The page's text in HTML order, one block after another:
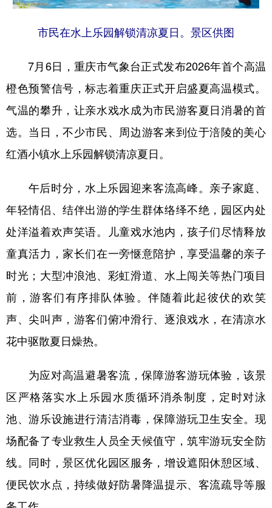
市民在水上乐园解锁清凉夏日。景区供图
7月6日，重庆市气象台正式发布2026年首个高温
橙色预警信号，标志着重庆正式开启盛夏高温模式。
气温的攀升，让亲水戏水成为市民游客夏日消暑的首
选。当日，不少市民、周边游客来到位于涪陵的美心
红酒小镇水上乐园解锁清凉夏日。
午后时分，水上乐园迎来客流高峰。亲子家庭、
年轻情侣、结伴出游的学生群体络绎不绝，园区内处
处洋溢着欢声笑语。儿童戏水池内，孩子们尽情释放
童真活力，家长们在一旁惬意陪护，享受温馨的亲子
时光；大型冲浪池、彩虹滑道、水上闯关等热门项目
前，游客们有序排队体验。伴随着此起彼伏的欢笑
声、尖叫声，游客们俯冲滑行、逐浪戏水，在清凉水
花中驱散夏日燥热。
为应对高温避暑客流，保障游客游玩体验，该景
区严格落实水上乐园水质循环消杀制度，定时对泳
池、游乐设施进行清洁消毒，保障游玩卫生安全。现
场配备了专业救生人员全天候值守，筑牢游玩安全防
线。同时，景区优化园区服务，增设遮阳休憩区域、
便民饮水点，持续做好防暑降温提示、客流疏导等服